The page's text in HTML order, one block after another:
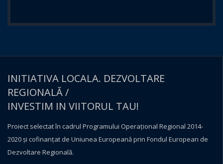
INITIATIVA LOCALA. DEZVOLTARE
REGIONALĂ /
INVESTIM IN VIITORUL TAU!
Proiect selectat în cadrul Programului Operațional Regional 2014-
2020 și cofinanțat de Uniunea Europeană prin Fondul European de
Dezvoltare Regională.